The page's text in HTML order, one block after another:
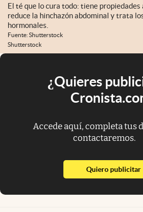
El té que lo cura todo: tiene
reduce la hinchazón abdominal y trata
hormonales.
Fuente: Shutterstock
Shutterstock
¿Quieres
Accede aquí, completa tus
contactaremos.
Quiero publicitar